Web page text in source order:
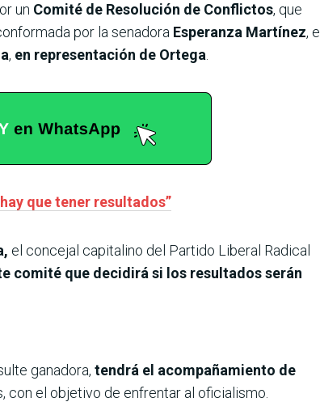
un Comité de Resolución de Conflictos, que
por la senadora Esperanza Martínez, el
, en representación de Ortega.
que tener resultados”
el concejal capitalino del Partido Liberal Radical
comité que decidirá si los resultados serán
ganadora, tendrá el acompañamiento de
con el objetivo de enfrentar al oficialismo.